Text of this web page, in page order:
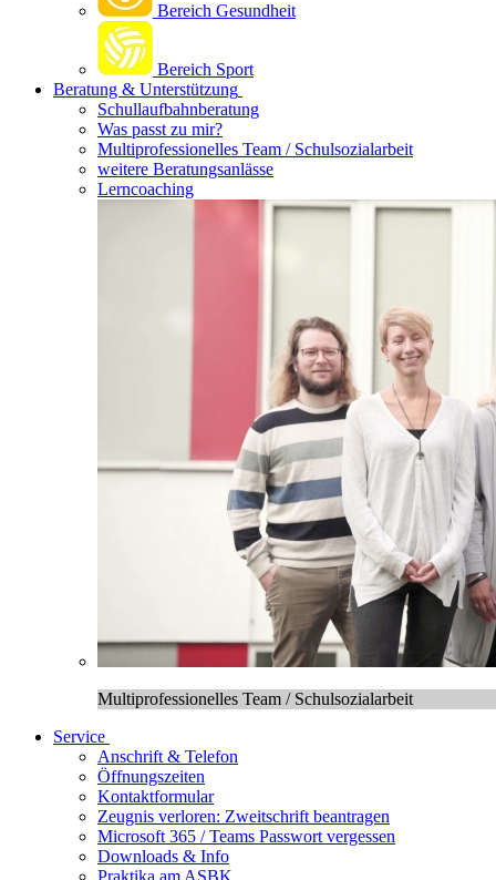
Bereich Gesundheit
Bereich Sport
Beratung & Unterstützung
Schullaufbahnberatung
Was passt zu mir?
Multipro­fessionelles Team / Schulsozialarbeit
weitere Beratungsanlässe
Lerncoaching
Multiprofessionelles Team / Schulsozialarbeit
Service
Anschrift & Telefon
Öffnungszeiten
Kontaktformular
Zeugnis verloren: Zweitschrift beantragen
Microsoft 365 / Teams Passwort vergessen
Downloads & Info
Praktika am ASBK